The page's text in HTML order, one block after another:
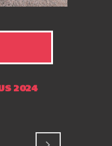
2024